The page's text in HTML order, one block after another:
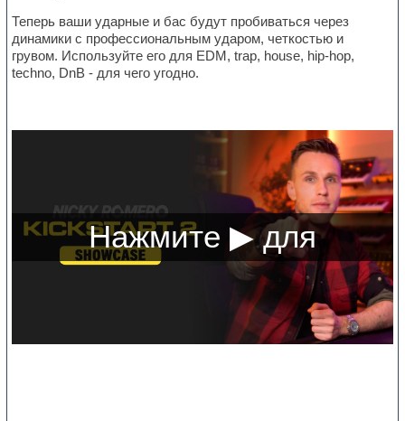
Теперь ваши ударные и бас будут пробиваться через
динамики с профессиональным ударом, четкостью и
грувом. Используйте его для EDM, trap, house, hip-hop,
techno, DnB - для чего угодно.